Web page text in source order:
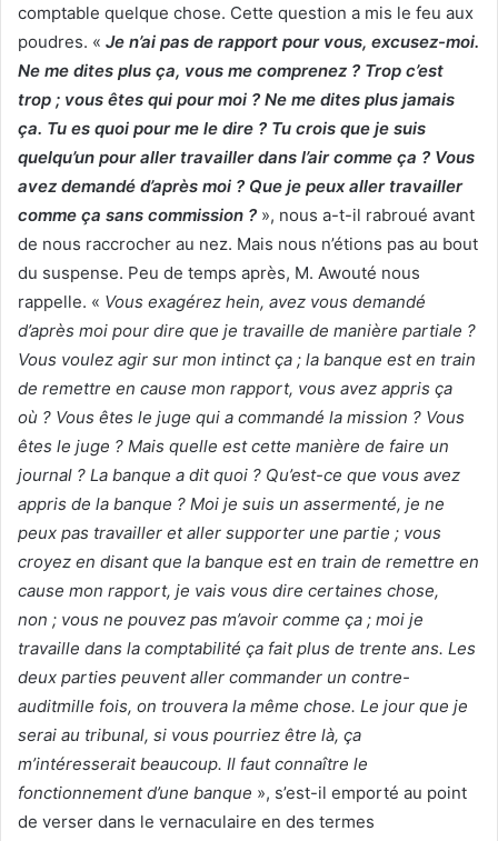
comptable quelque chose. Cette question a mis le feu aux
poudres. « Je n’ai pas de rapport pour vous, excusez-moi.
Ne me dites plus ça, vous me comprenez ? Trop c’est
trop ; vous êtes qui pour moi ? Ne me dites plus jamais
ça. Tu es quoi pour me le dire ? Tu crois que je suis
quelqu’un pour aller travailler dans l’air comme ça ? Vous
avez demandé d’après moi ? Que je peux aller travailler
comme ça sans commission ? », nous a-t-il rabroué avant
de nous raccrocher au nez. Mais nous n’étions pas au bout
du suspense. Peu de temps après, M. Awouté nous
rappelle. « Vous exagérez hein, avez vous demandé
d’après moi pour dire que je travaille de manière partiale ?
Vous voulez agir sur mon intinct ça ; la banque est en train
de remettre en cause mon rapport, vous avez appris ça
où ? Vous êtes le juge qui a commandé la mission ? Vous
êtes le juge ? Mais quelle est cette manière de faire un
journal ? La banque a dit quoi ? Qu’est-ce que vous avez
appris de la banque ? Moi je suis un assermenté, je ne
peux pas travailler et aller supporter une partie ; vous
croyez en disant que la banque est en train de remettre en
cause mon rapport, je vais vous dire certaines chose,
non ; vous ne pouvez pas m’avoir comme ça ; moi je
travaille dans la comptabilité ça fait plus de trente ans. Les
deux parties peuvent aller commander un contre-
auditmille fois, on trouvera la même chose. Le jour que je
serai au tribunal, si vous pourriez être là, ça
m’intéresserait beaucoup. Il faut connaître le
fonctionnement d’une banque », s’est-il emporté au point
de verser dans le vernaculaire en des termes